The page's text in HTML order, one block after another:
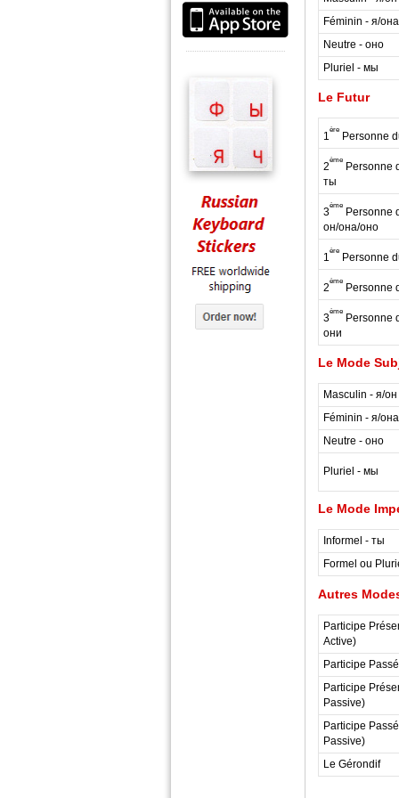
Féminin - я/она
Neutre - оно
Pluriel - мы
Le Futur
1
ère
Personne
2
ème
Personne
ты
3
ème
Personne
он/она/оно
1
ère
Personne
2
ème
Personne
3
ème
Personne
они
Le Mode
Masculin - я/он
Féminin - я/она
Neutre - оно
Pluriel - мы
Le Mode
Informel - ты
Formel ou
Autres
Participe
Active)
Participe
Participe
Passive)
Participe
Passive)
Le Gérondif